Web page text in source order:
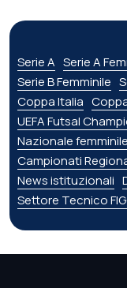
Serie A Serie A
Serie B Femminile
Coppa Italia
UEFA Futsal
Nazionale femminile
Campionati
News istituzionali
Settore Tecnico